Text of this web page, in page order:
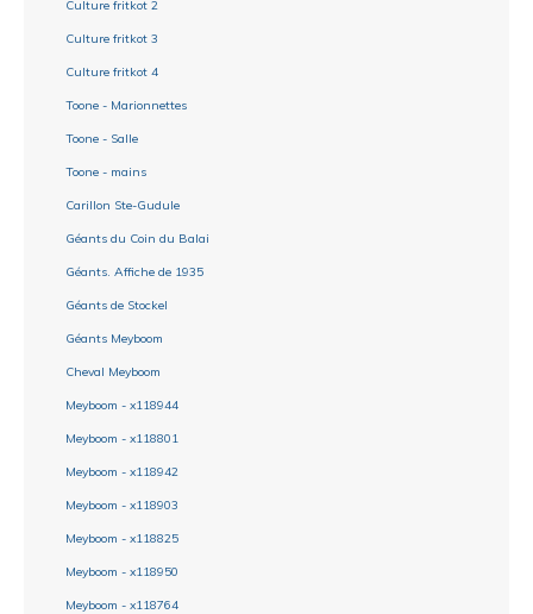
Culture fritkot 2
Culture fritkot 3
Culture fritkot 4
Toone - Marionnettes
Toone - Salle
Toone - mains
Carillon Ste-Gudule
Géants du Coin du Balai
Géants. Affiche de 1935
Géants de Stockel
Géants Meyboom
Cheval Meyboom
Meyboom - x118944
Meyboom - x118801
Meyboom - x118942
Meyboom - x118903
Meyboom - x118825
Meyboom - x118950
Meyboom - x118764